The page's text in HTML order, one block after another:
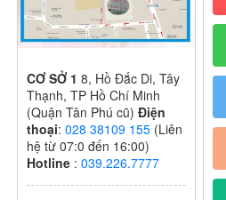
CƠ SỞ 18, Hồ Đắc Di, Tây
Thạnh, TP Hồ Chí Minh
(Quận Tân Phú cũ) Điện
thoại:028 38109 155 (Liên
hệ từ 07:0 đến 16:00)
Hotline :039.226.7777